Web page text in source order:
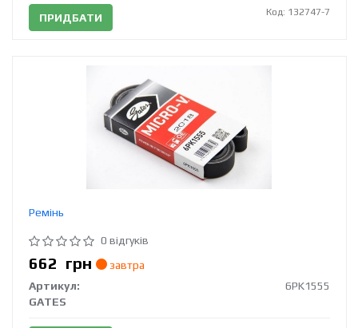
ПРИДБАТИ Код: 132747-7
Ремінь
0 відгуків
662 грн
завтра
Артикул:
6PK1555
GATES